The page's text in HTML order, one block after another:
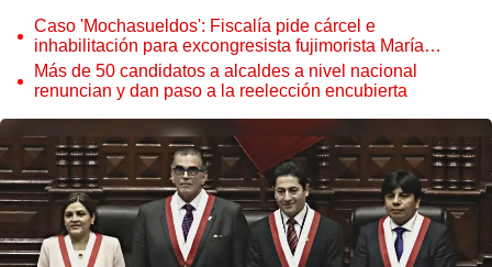
Caso 'Mochasueldos': Fiscalía pide cárcel e
inhabilitación para excongresista fujimorista María
Cordero Jon Tay
Más de 50 candidatos a alcaldes a nivel nacional
renuncian y dan paso a la reelección encubierta